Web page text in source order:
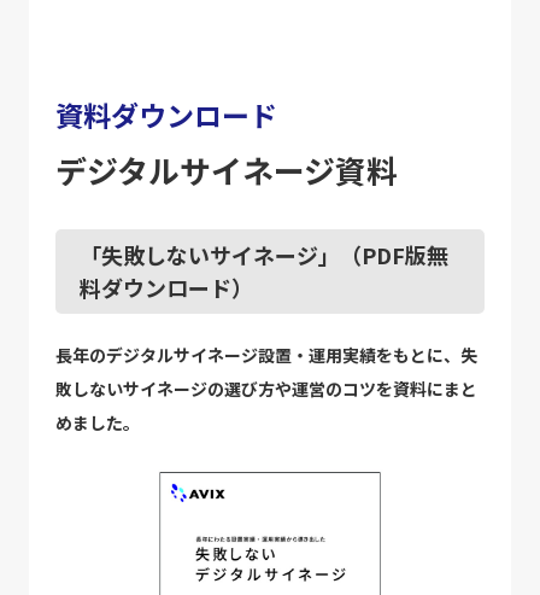
資料ダウンロード
デジタルサイネージ資料
「失敗しないサイネージ」（PDF版無
料ダウンロード）
長年のデジタルサイネージ設置・運用実績をもとに、失
敗しないサイネージの選び方や運営のコツを資料にまと
めました。